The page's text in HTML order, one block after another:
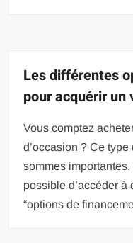
Les différentes
pour acquérir un
Vous comptez
d’occasion ? Ce
sommes
possible d’accéder
“options de